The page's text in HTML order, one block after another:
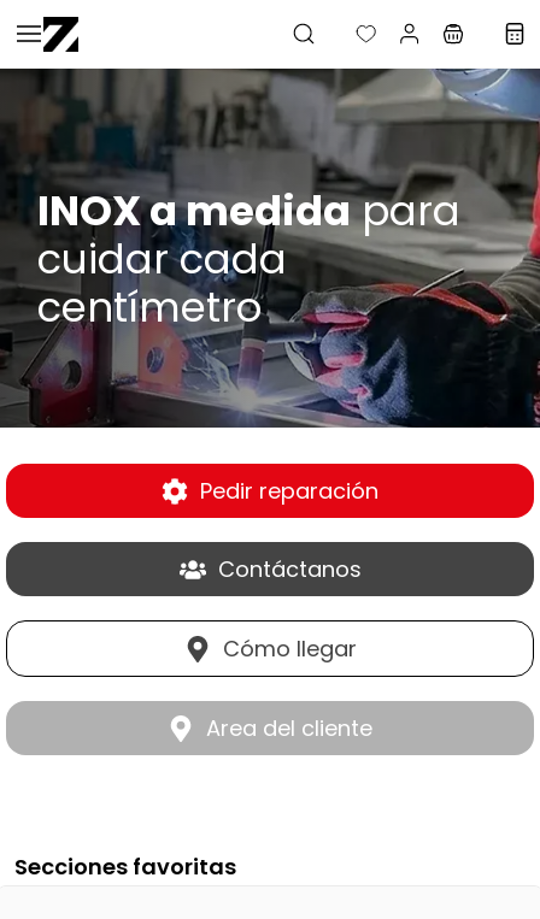
Saltar al
contenido
principal
INOX a medidapara
cuidar cada
centímetro
Pedir reparación
Contáctanos
Cómo llegar
Area del cliente
Secciones favoritas